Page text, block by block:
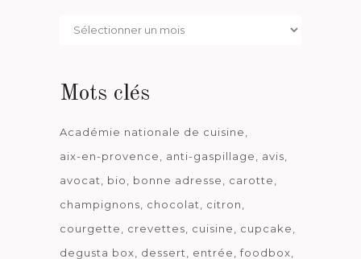
Par
Mots clés
Académie nationale de cuisine
aix-en-provence
anti-gaspillage
avis
avocat
bio bonne adresse
carotte
champignons
chocolat
citron
courgette
crevettes cuisine
cupcake
degusta box
dessert entrée
foodbox